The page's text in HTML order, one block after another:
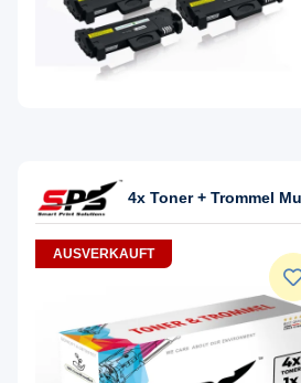
4x Toner + Trommel
AUSVERKAUFT